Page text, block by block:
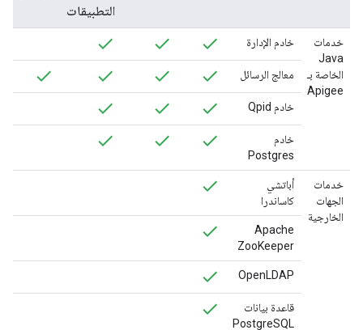
التطبيقات
خدمات
Java
الخاصة بـ
Apigee
خادم الإدارة
معالج الرسائل
خادم Qpid
خادم
Postgres
خدمات
الجهات
الخارجية
أباتشي
كاساندرا
Apache
ZooKeeper
OpenLDAP
قاعدة بيانات
PostgreSQL